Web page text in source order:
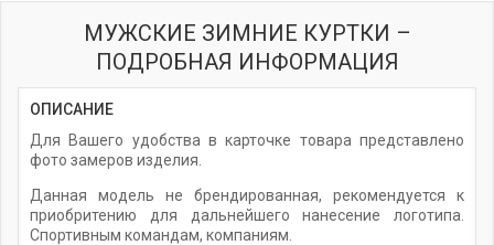
МУЖСКИЕ ЗИМНИЕ КУРТКИ –
ПОДРОБНАЯ ИНФОРМАЦИЯ
ОПИСАНИЕ
Для Вашего удобства в карточке товара представлено
фото замеров изделия.
Данная модель не брендированная, рекомендуется к
приобритению для дальнейшего нанесение логотипа.
Спортивным командам, компаниям.